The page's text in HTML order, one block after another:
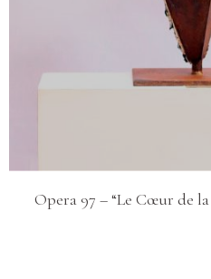
Opera 97 – “Le Cœur de